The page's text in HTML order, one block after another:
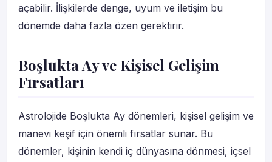
açabilir. İlişkilerde denge, uyum ve iletişim bu
dönemde daha fazla özen gerektirir.
Boşlukta Ay ve Kişisel Gelişim
Fırsatları
Astrolojide Boşlukta Ay dönemleri, kişisel gelişim ve
manevi keşif için önemli fırsatlar sunar. Bu
dönemler, kişinin kendi iç dünyasına dönmesi, içsel